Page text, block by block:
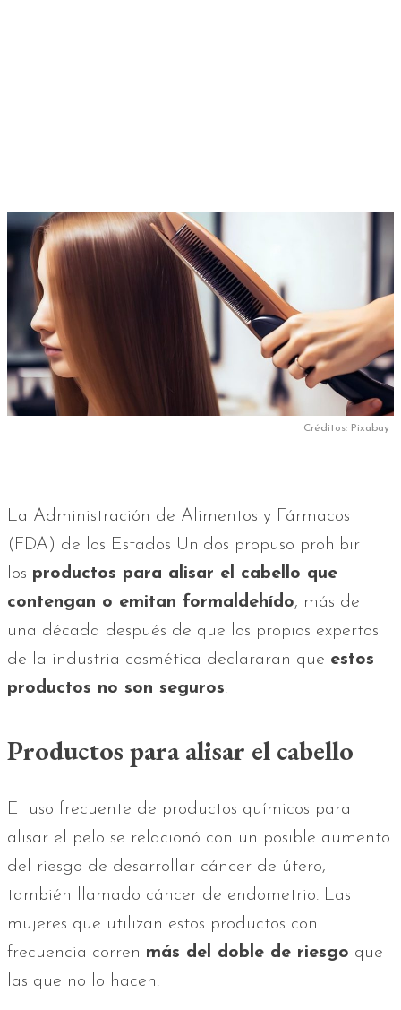
Créditos: Pixabay
La Administración de Alimentos y Fármacos
(FDA) de los Estados Unidos propuso prohibir
los productos para alisar el cabello que
contengan o emitan formaldehído, más de
una década después de que los propios expertos
de la industria cosmética declararan que estos
productos no son seguros.
Productos para alisar el cabello
El uso frecuente de productos químicos para
alisar el pelo se relacionó con un posible aumento
del riesgo de desarrollar cáncer de útero,
también llamado cáncer de endometrio. Las
mujeres que utilizan estos productos con
frecuencia corren más del doble de riesgo que
las que no lo hacen.